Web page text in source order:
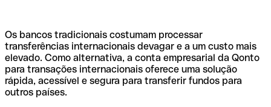
Os bancos tradicionais costumam processar
transferências internacionais devagar e a um custo mais
elevado. Como alternativa, a conta empresarial da Qonto
para transações internacionais oferece uma solução
rápida, acessível e segura para transferir fundos para
outros países.